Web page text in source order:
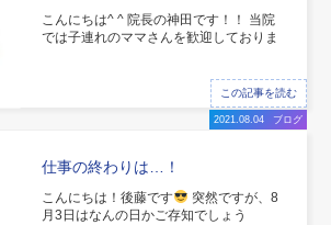
こんにちは^ ^ 院長の神田です！！ 当院
では子連れのママさんを歓迎しておりま
できます！ 子供が泣いてしまったらどう
という声もよく聞きますが、当
この記事を読む
2021.08.04 ブログ
仕事の終わりは…！
こんにちは！後藤です
突然ですが、8
月3日はなんの日かご存知でしょう